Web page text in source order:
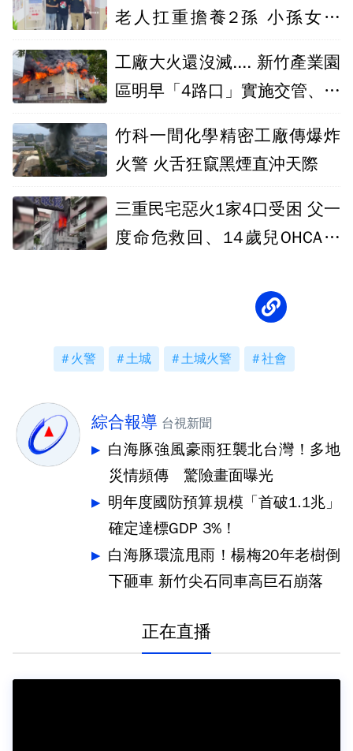
老人扛重擔養2孫 小孫女求
工廠大火還沒滅.... 新竹產業園
區明早「4路口」實施交管、僅
竹科一間化學精密工廠傳爆炸
火警 火舌狂竄黑煙直沖天際
三重民宅惡火1家4口受困 父一
度命危救回、14歲兒OHCA搶
火警 土城 土城火警 社會
綜合報導 台視新聞
白海豚強風豪雨狂襲北台灣！多地
災情頻傳 驚險畫面曝光
明年度國防預算規模「首破1.1兆」
確定達標GDP 3%！
白海豚環流甩雨！楊梅20年老樹倒
下砸車 新竹尖石同車高巨石崩落
正在直播